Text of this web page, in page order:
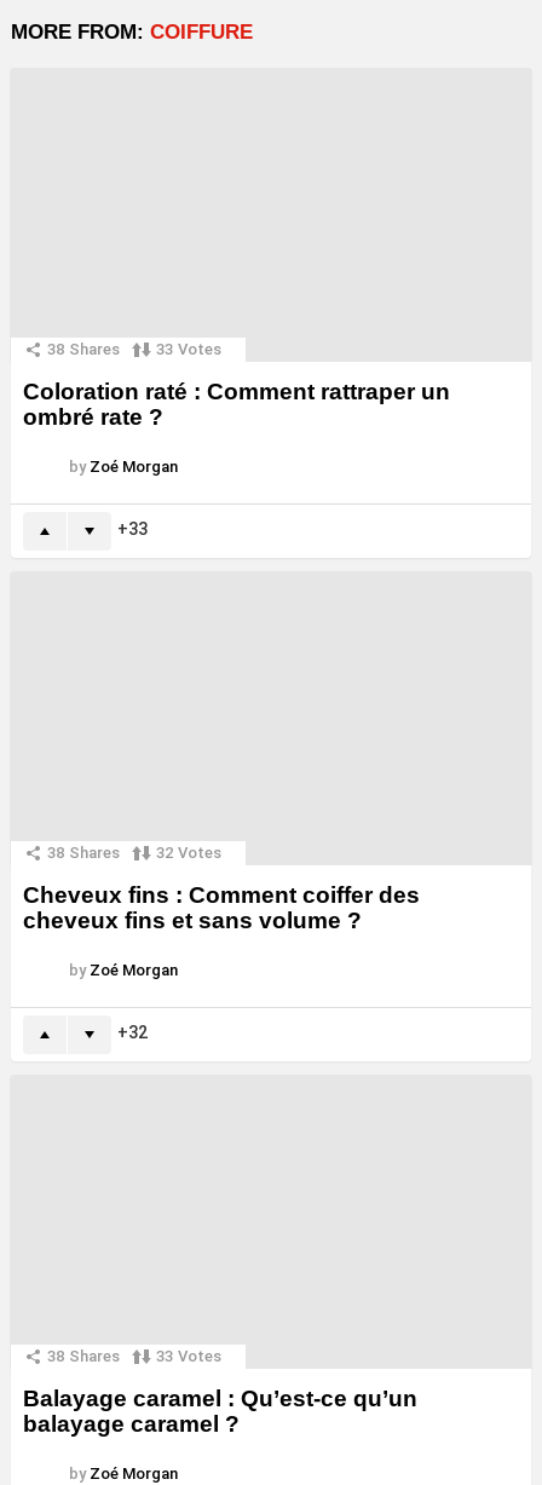
MORE FROM: COIFFURE
38 Shares 33 Votes
Coloration raté : Comment rattraper un
ombré rate ?
by Zoé Morgan
33
38 Shares 32 Votes
Cheveux fins : Comment coiffer des
cheveux fins et sans volume ?
by Zoé Morgan
32
38 Shares 33 Votes
Balayage caramel : Qu’est-ce qu’un
balayage caramel ?
by Zoé Morgan